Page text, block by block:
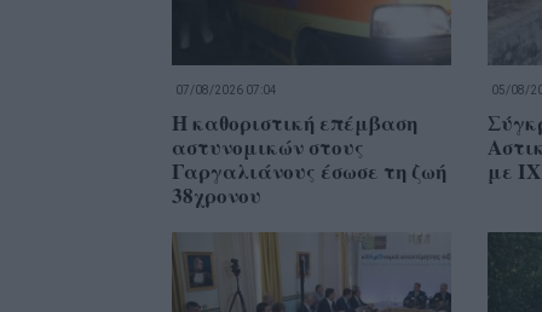
07/08/2026 07:04
Η καθοριστική επέμβαση
αστυνομικών στους
Γαργαλιάνους έσωσε τη ζωή
38χρονου
05/08/
με ΙΧ